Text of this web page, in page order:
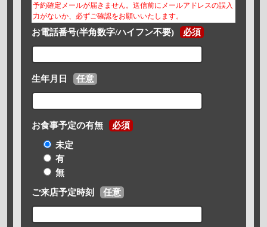
予約確定メールが届きません。送信前にメールアドレスの誤入
力がないか、必ずご確認をお願いいたします。
お電話番号(半角数字/ハイフン不要) 必須
生年月日 任意
お食事予定の有無 必須
未定
有
無
ご来店予定時刻 任意